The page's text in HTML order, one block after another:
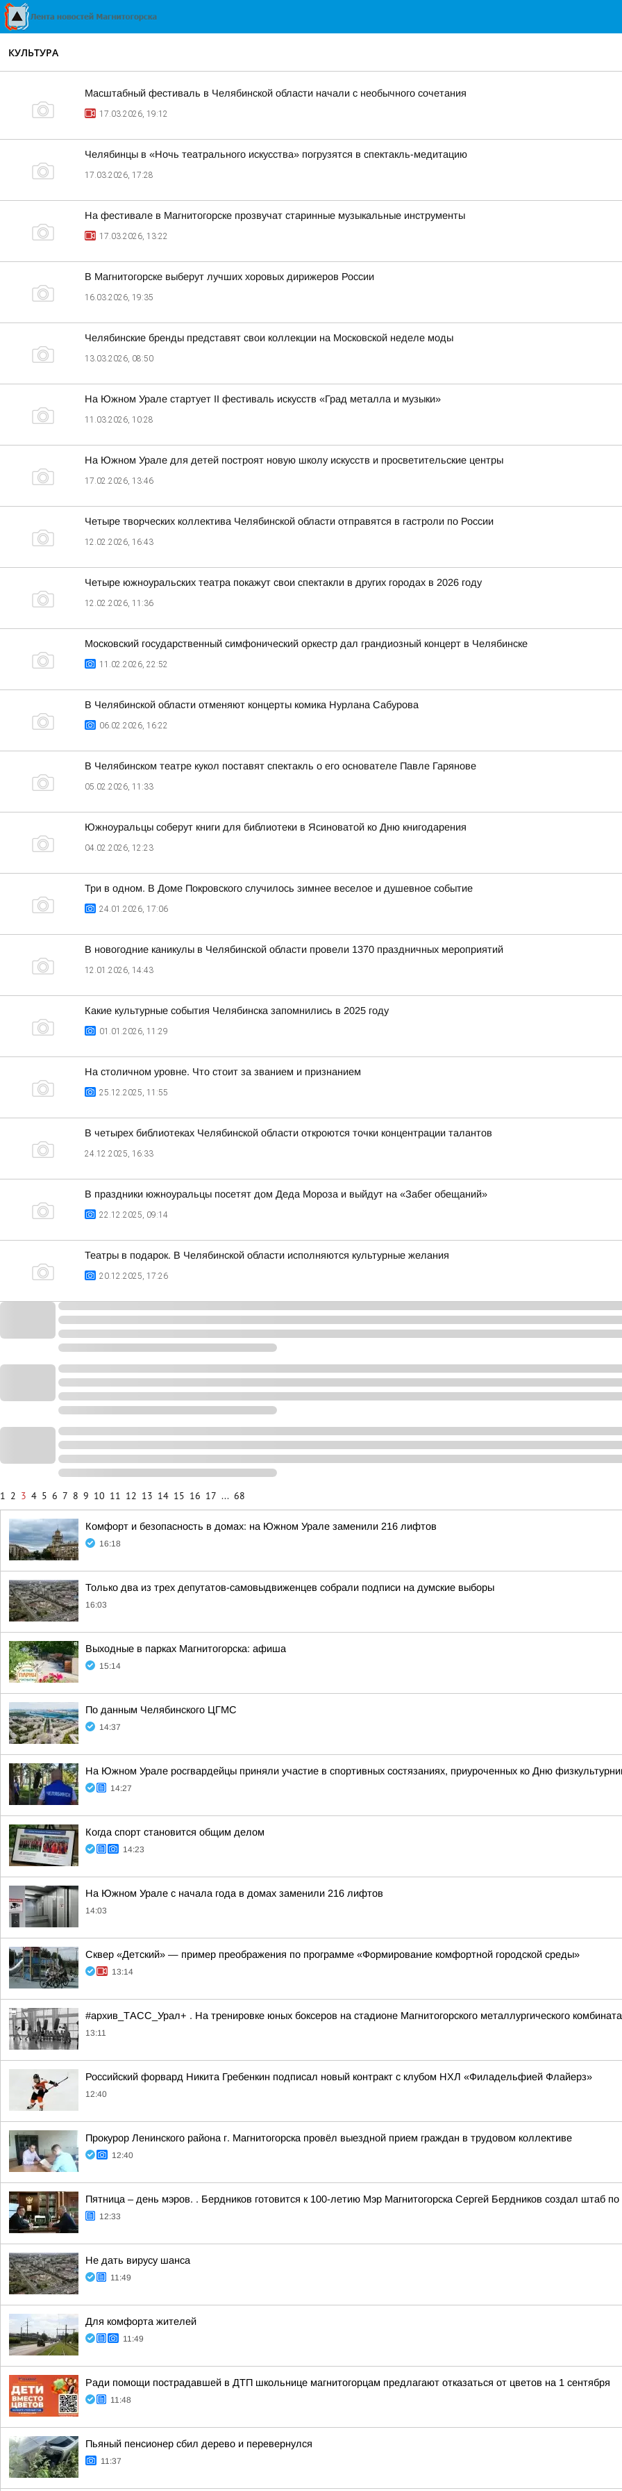
КУЛЬТУРА
Масштабный фестиваль в Челябинской области начали с необычного сочетания
17.03.2026, 19:12
Челябинцы в «Ночь театрального искусства» погрузятся в спектакль-медитацию
17.03.2026, 17:28
На фестивале в Магнитогорске прозвучат старинные музыкальные инструменты
17.03.2026, 13:22
В Магнитогорске выберут лучших хоровых дирижеров России
16.03.2026, 19:35
Челябинские бренды представят свои коллекции на Московской неделе моды
13.03.2026, 08:50
На Южном Урале стартует II фестиваль искусств «Град металла и музыки»
11.03.2026, 10:28
На Южном Урале для детей построят новую школу искусств и просветительские центры
17.02.2026, 13:46
Четыре творческих коллектива Челябинской области отправятся в гастроли по России
12.02.2026, 16:43
Четыре южноуральских театра покажут свои спектакли в других городах в 2026 году
12.02.2026, 11:36
Московский государственный симфонический оркестр дал грандиозный концерт в Челябинске
11.02.2026, 22:52
В Челябинской области отменяют концерты комика Нурлана Сабурова
06.02.2026, 16:22
В Челябинском театре кукол поставят спектакль о его основателе Павле Гарянове
05.02.2026, 11:33
Южноуральцы соберут книги для библиотеки в Ясиноватой ко Дню книгодарения
04.02.2026, 12:23
Три в одном. В Доме Покровского случилось зимнее веселое и душевное событие
24.01.2026, 17:06
В новогодние каникулы в Челябинской области провели 1370 праздничных мероприятий
12.01.2026, 14:43
Какие культурные события Челябинска запомнились в 2025 году
01.01.2026, 11:29
На столичном уровне. Что стоит за званием и признанием
25.12.2025, 11:55
В четырех библиотеках Челябинской области откроются точки концентрации талантов
24.12.2025, 16:33
В праздники южноуральцы посетят дом Деда Мороза и выйдут на «Забег обещаний»
22.12.2025, 09:14
Театры в подарок. В Челябинской области исполняются культурные желания
20.12.2025, 17:26
1 2 3 4 5 6 7 8 9 10 11 12 13 14 15 16 17 ... 68
Комфорт и безопасность в домах: на Южном Урале заменили 216 лифтов
16:18
Только два из трех депутатов-самовыдвиженцев собрали подписи на думские выборы
16:03
Выходные в парках Магнитогорска: афиша
15:14
По данным Челябинского ЦГМС
14:37
На Южном Урале росгвардейцы приняли участие в спортивных состязаниях, приуроченных ко Дню
14:27
Когда спорт становится общим делом
14:23
На Южном Урале с начала года в домах заменили 216 лифтов
14:03
Сквер «Детский» — пример преображения по программе «Формирование комфортной городской среды»
13:14
#архив_ТАСС_Урал+ . На тренировке юных боксеров на стадионе Магнитогорского металлургического комбината
13:11
Российский форвард Никита Гребенкин подписал новый контракт с клубом НХЛ «Филадельфией Флайерз»
12:40
Прокурор Ленинского района г. Магнитогорска провёл выездной прием граждан в трудовом коллективе
12:40
Пятница – день мэров. . Бердников готовится к 100-летию Мэр Магнитогорска Сергей Бердников создал штаб
12:33
Не дать вирусу шанса
11:49
Для комфорта жителей
11:49
Ради помощи пострадавшей в ДТП школьнице магнитогорцам предлагают отказаться от цветов на 1 сентября
11:48
Пьяный пенсионер сбил дерево и перевернулся
11:37